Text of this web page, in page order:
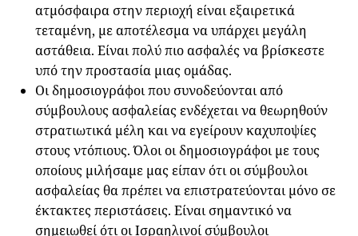
ατμόσφαιρα στην περιοχή είναι εξαιρετικά
τεταμένη, με αποτέλεσμα να υπάρχει μεγάλη
αστάθεια. Είναι πολύ πιο ασφαλές να βρίσκεστε
υπό την προστασία μιας ομάδας.
Οι δημοσιογράφοι που συνοδεύονται από
σύμβουλους ασφαλείας ενδέχεται να θεωρηθούν
στρατιωτικά μέλη και να εγείρουν καχυποψίες
στους ντόπιους. Όλοι οι δημοσιογράφοι με τους
οποίους μιλήσαμε μας είπαν ότι οι σύμβουλοι
ασφαλείας θα πρέπει να επιστρατεύονται μόνο σε
έκτακτες περιστάσεις. Είναι σημαντικό να
σημειωθεί ότι οι Ισραηλινοί σύμβουλοι